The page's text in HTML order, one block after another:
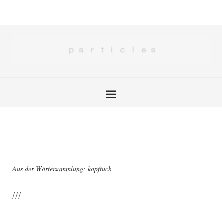
Aus der Wörtersammlung: kopftuch
///